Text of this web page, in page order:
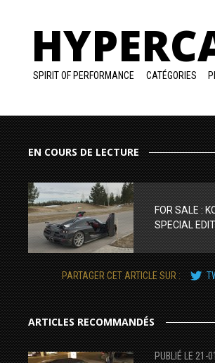
SPIRIT OF PERFORMANCE CATÉGORIES
EN COURS DE LECTURE
FOR SALE :
SPECIAL
PARTAGER CET ARTICLE SUR :
ARTICLES RECOMMANDÉS
PUBLIÉ LE 21-